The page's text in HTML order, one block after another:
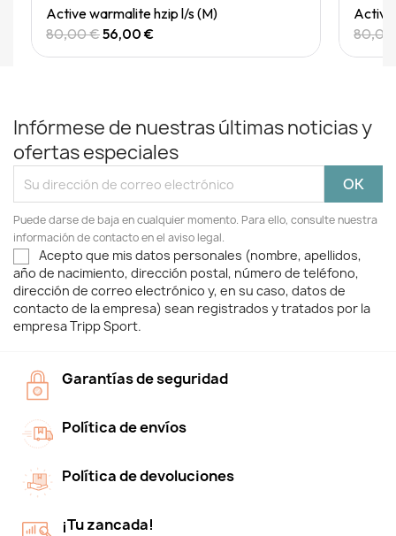
Quick View
Active warmalite hzip l/s (M)
80,00 €56,00 €
Active
Infórmese de nuestras últimas noticias y
ofertas especiales
Puede darse de baja en cualquier momento. Para ello, consulte nuestra
información de contacto en el aviso legal.
Acepto que mis datos personales (nombre, apellidos,
año de nacimiento, dirección postal, número de teléfono,
dirección de correo electrónico y, en su caso, datos de
contacto de la empresa) sean registrados y tratados por la
empresa Tripp Sport.
Garantías de seguridad
Política de envíos
Política de devoluciones
¡Tu zancada!